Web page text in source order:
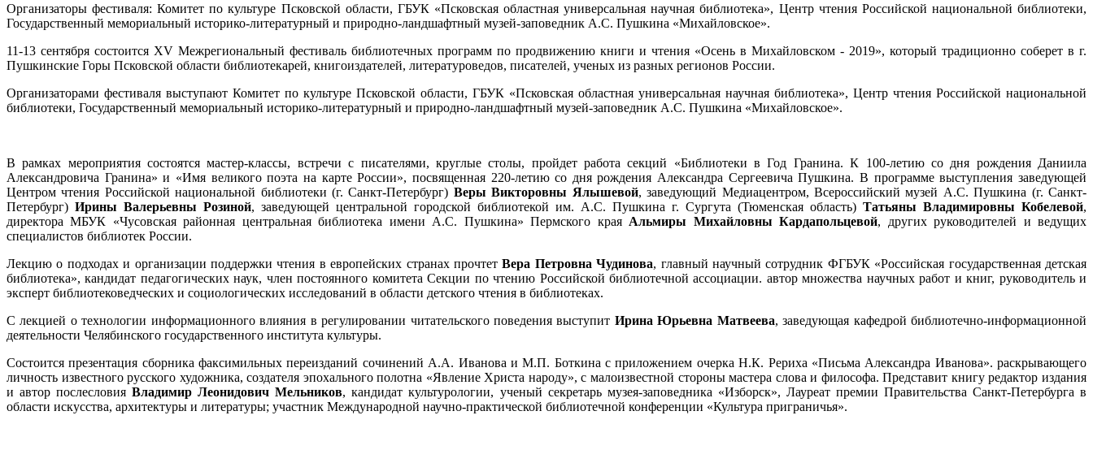
Организаторы фестиваля: Комитет по культуре Псковской области, ГБУК «Псковская областная универсальная научная библиотека», Центр чтения Российской национальной библиотеки,
Государственный мемориальный историко-литературный и природно-ландшафтный музей-заповедник А.С. Пушкина «Михайловское».
11-13 сентября состоится XV Межрегиональный фестиваль библиотечных программ по продвижению книги и чтения «Осень в Михайловском - 2019», который традиционно соберет в г.
Пушкинские Горы Псковской области библиотекарей, книгоиздателей, литературоведов, писателей, ученых из разных регионов России.
Организаторами фестиваля выступают Комитет по культуре Псковской области, ГБУК «Псковская областная универсальная научная библиотека», Центр чтения Российской национальной
библиотеки, Государственный мемориальный историко-литературный и природно-ландшафтный музей-заповедник А.С. Пушкина «Михайловское».
В рамках мероприятия состоятся мастер-классы, встречи с писателями, круглые столы, пройдет работа секций «Библиотеки в Год Гранина. К 100-летию со дня рождения Даниила
Александровича Гранина» и «Имя великого поэта на карте России», посвященная 220-летию со дня рождения Александра Сергеевича Пушкина. В программе выступления заведующей
Центром чтения Российской национальной библиотеки (г. Санкт-Петербург) Веры Викторовны Ялышевой, заведующий Медиацентром, Всероссийский музей А.С. Пушкина (г. Санкт-
Петербург) Ирины Валерьевны Розиной, заведующей центральной городской библиотекой им. А.С. Пушкина г. Сургута (Тюменская область) Татьяны Владимировны Кобелевой,
директора МБУК «Чусовская районная центральная библиотека имени А.С. Пушкина» Пермского края Альмиры Михайловны Кардапольцевой, других руководителей и ведущих
специалистов библиотек России.
Лекцию о подходах и организации поддержки чтения в европейских странах прочтетВера Петровна Чудинова, главный научный сотрудник ФГБУК «Российская государственная детская
библиотека», кандидат педагогических наук, член постоянного комитета Секции по чтению Российской библиотечной ассоциации. автор множества научных работ и книг, руководитель и
эксперт библиотековедческих и социологических исследований в области детского чтения в библиотеках.
С лекцией о технологии информационного влияния в регулировании читательского поведения выступит Ирина Юрьевна Матвеева, заведующая кафедрой библиотечно-информационной
деятельности Челябинского государственного института культуры.
Состоится презентация сборника факсимильных переизданий сочинений А.А. Иванова и М.П. Боткина с приложением очерка Н.К. Рериха «Письма Александра Иванова». раскрывающего
личность известного русского художника, создателя эпохального полотна «Явление Христа народу», с малоизвестной стороны мастера слова и философа. Представит книгу редактор издания
и автор послесловияВладимир Леонидович Мельников, кандидат культурологии, ученый секретарь музея-заповедника «Изборск», Лауреат премии Правительства Санкт-Петербурга в
области искусства, архитектуры и литературы; участник Международной научно-практической библиотечной конференции «Культура приграничья».